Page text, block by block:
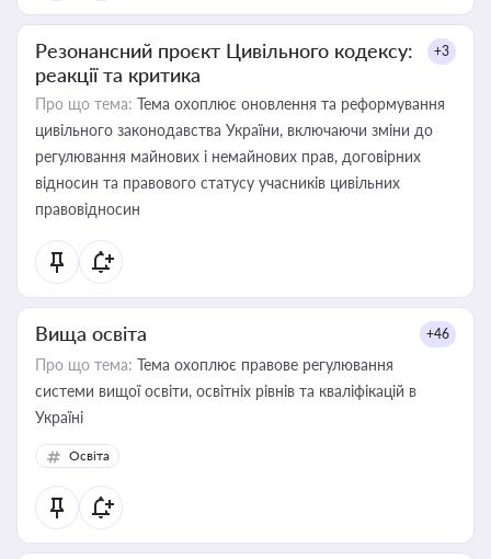
Резонансний проєкт Цивільного кодексу:
реакції та критика
+3
Про що тема: Тема охоплює оновлення та реформування
цивільного законодавства України, включаючи зміни до
регулювання майнових і немайнових прав, договірних
відносин та правового статусу учасників цивільних
правовідносин
Вища освіта +46
Про що тема: Тема охоплює правове регулювання
системи вищої освіти, освітніх рівнів та кваліфікацій в
Україні
Освіта